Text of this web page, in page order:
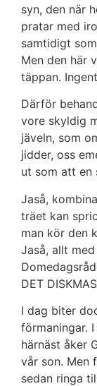
syn, den när
pratar med
samtidigt
Men den här
täppan.
Därför
vore skyldig
jäveln, som
jidder, oss
ut som att en
Jaså,
träet kan
man kör den
Jaså, allt
DET
I dag biter
förmaningar.
härnäst åker
vår son. Men
sedan ringa